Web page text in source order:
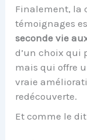
Finalement, la
témoignages
seconde vie
d’un choix qui
mais qui offre
vraie
redécouverte.
Et comme le